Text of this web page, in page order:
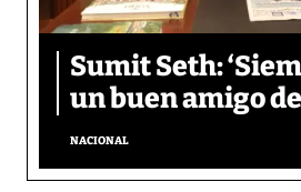
Sumit Seth:
un buen amigo
NACIONAL